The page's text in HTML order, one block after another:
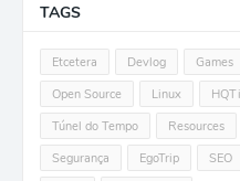
TAGS
Etcetera Devlog Games
Open Source
Linux
Túnel do Tempo
Resources
Segurança
EgoTrip SEO